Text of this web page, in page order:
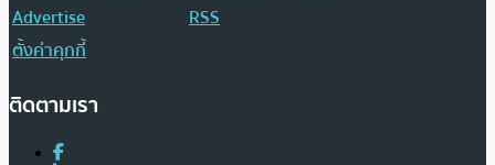
Advertise
RSS
ตั้งค่าคุกกี้
ติดตามเรา